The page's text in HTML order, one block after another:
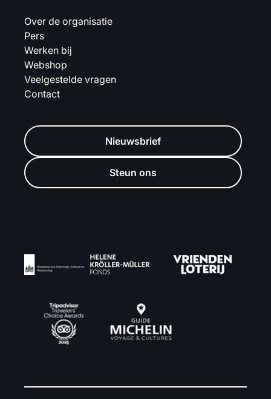
Over de organisatie
Pers
Werken bij
Webshop
Veelgestelde vragen
Contact
Nieuwsbrief
Steun ons